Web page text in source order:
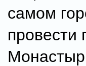
самом
провести